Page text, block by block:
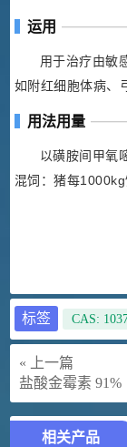
运用
用于治疗由敏
如附红细胞体病、
用法用量
以磺胺间甲氧
混饲：猪每
标签 CAS:
« 上一篇
盐酸金霉素 91%
相关产品